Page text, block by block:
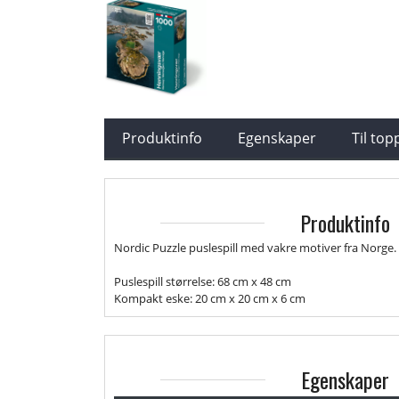
Produktinfo Egenskaper Til
Produktinfo
Nordic Puzzle puslespill med vakre motiver fra Norge.
Puslespill størrelse: 68 cm x 48 cm
Kompakt eske: 20 cm x 20 cm x 6 cm
Egenskaper